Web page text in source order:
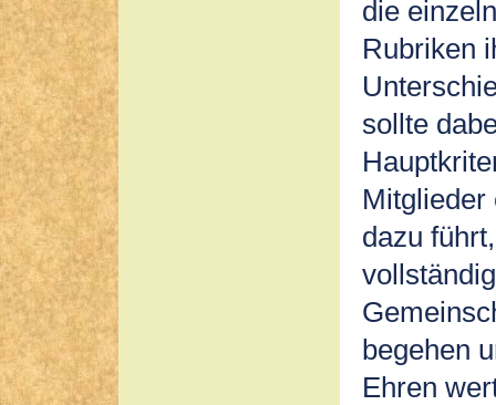
die
Rubriken
sollte
Mitglieder
dazu
begehen
Ehren